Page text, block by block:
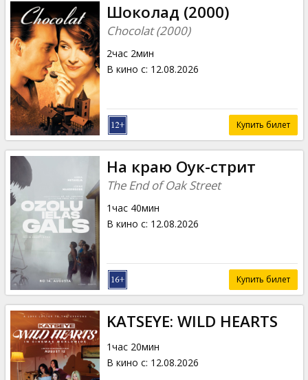
Шоколад (2000)
Chocolat (2000)
2час 2мин
В кино с: 12.08.2026
Купить билет
На краю Оук-стрит
The End of Oak Street
1час 40мин
В кино с: 12.08.2026
Купить билет
KATSEYE: WILD HEARTS
1час 20мин
В кино с: 12.08.2026